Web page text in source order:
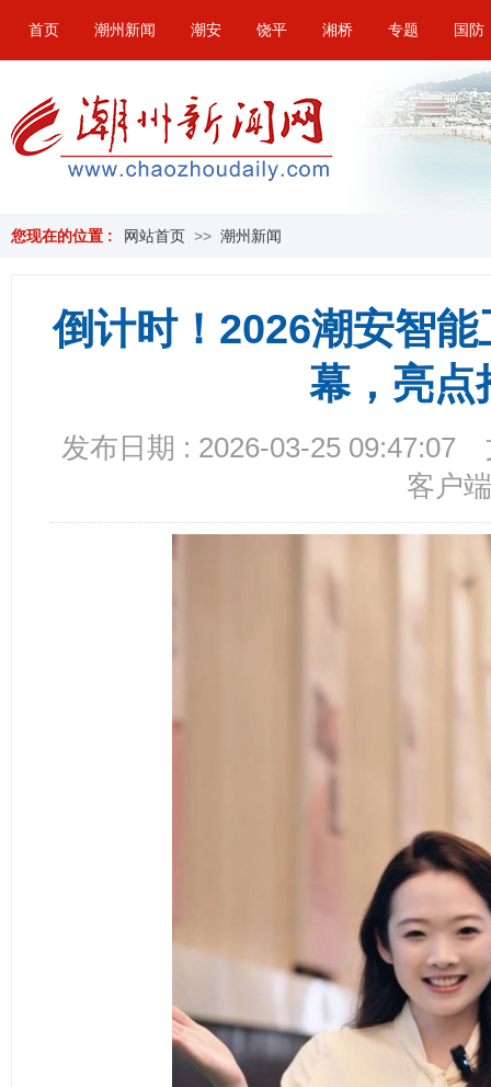
首页 潮州新闻 潮安 饶平 湘桥 专题 国防
您现在的位置 : 网站首页 >> 潮州新闻
倒计时！2026潮安智
幕，亮点
发布日期 : 2026-03-25 09:47:07
客户端